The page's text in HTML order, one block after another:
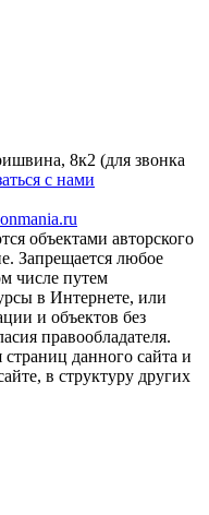
8к2 (для звонка
с нами
объектами авторского
Запрещается любое
числе путем
в Интернете, или
и объектов без
правообладателя.
данного сайта и
в структуру других